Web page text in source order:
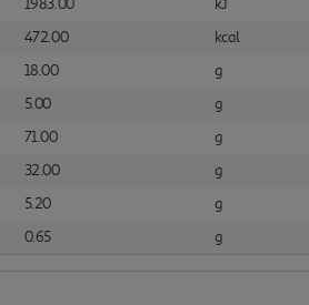
472.00
kcal
18.00
g
5.00
g
71.00
g
32.00
g
5.20
g
0.65 g